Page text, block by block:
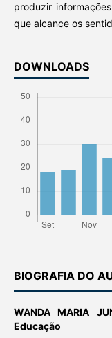
produzir
que alcance os
DOWNLOADS
BIOGRAFIA DO
WANDA MARIA
Educação